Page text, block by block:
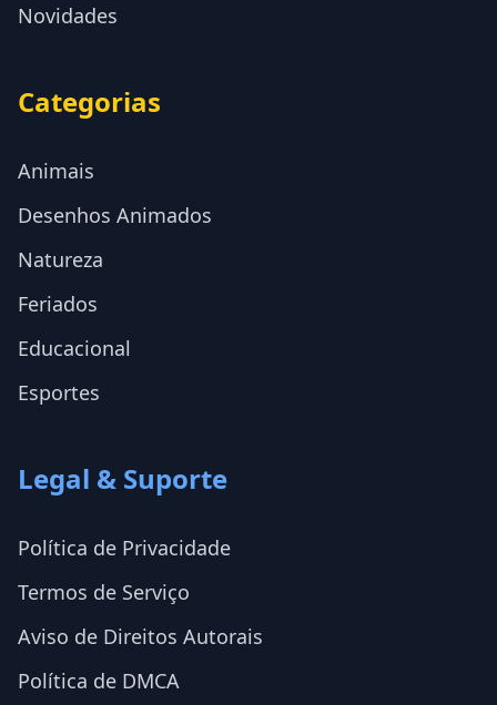
Novidades
Categorias
Animais
Desenhos Animados
Natureza
Feriados
Educacional
Esportes
Legal & Suporte
Política de Privacidade
Termos de Serviço
Aviso de Direitos Autorais
Política de DMCA